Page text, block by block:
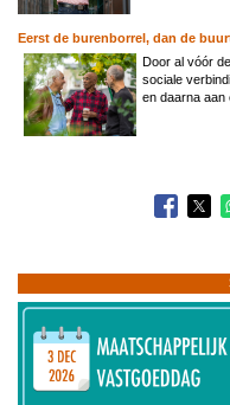
Eerst de burenborrel, dan de
Door al vóór
sociale
en daarna aan